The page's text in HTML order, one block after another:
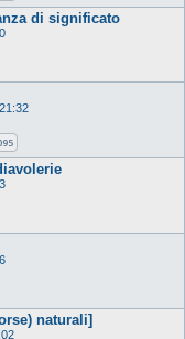
di significato
naturali]